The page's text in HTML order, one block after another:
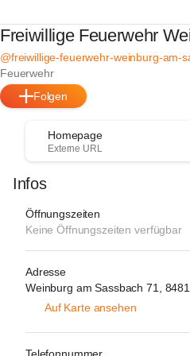
Freiwillige Feuerwehr
@freiwillige-feuerwehr-weinburg-am-
Feuerwehr
Folgen
Homepage
Externe URL
Infos
Öffnungszeiten
Keine Öffnungszeiten verfügbar
Adresse
Weinburg am Sassbach 71,
Auf Karte ansehen